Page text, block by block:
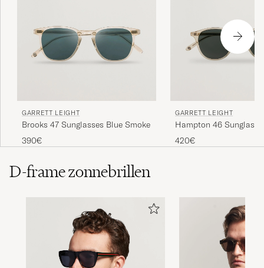
GARRETT LEIGHT
Brooks 47 Sunglasses Blue Smoke
390€
GARRETT LEIGHT
Hampton 46
Glass
420€
D-frame zonnebrillen